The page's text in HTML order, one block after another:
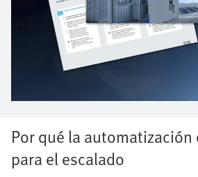
Por qué la automatización
para el escalado